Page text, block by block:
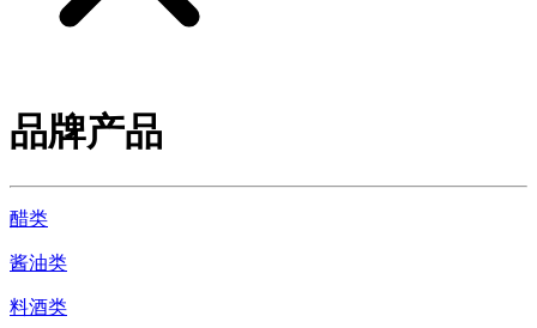
品牌产品
醋类
酱油类
料酒类